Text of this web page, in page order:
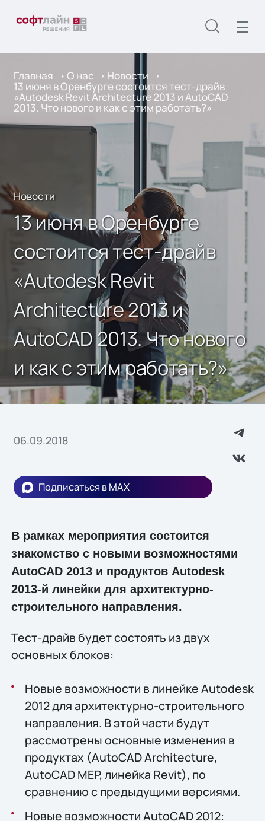
Главная О нас Новости
13 июня в Оренбурге состоится тест-драйв
«Autodesk Revit Architecture 2013 и AutoCAD
2013. Что нового и как с этим работать?»
Новости
13 июня в Оренбурге
состоится тест-драйв
«Autodesk Revit
Architecture 2013 и
AutoCAD 2013. Что нового
и как с этим работать?»
06.09.2018
Подписаться в MAX
В рамках мероприятия состоится
знакомство с новыми возможностями
AutoCAD 2013 и продуктов Autodesk
2013-й линейки для архитектурно-
строительного направления.
Тест-драйв будет состоять из двух
основных блоков:
Новые возможности в линейке Autodesk
2012 для архитектурно-строительного
направления. В этой части будут
рассмотрены основные изменения в
продуктах (AutoCAD Architecture,
AutoCAD MEP, линейка Revit), по
сравнению с предыдущими версиями.
Новые возможности AutoCAD 2012: